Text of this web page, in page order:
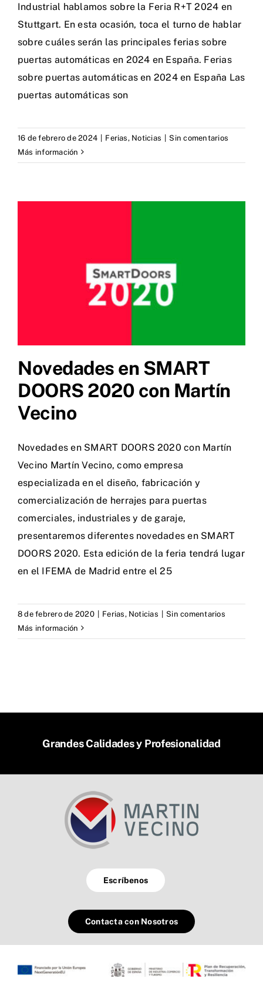
Industrial hablamos sobre la Feria R+T 2024 en
Stuttgart. En esta ocasión, toca el turno de hablar
sobre cuáles serán las principales ferias sobre
puertas automáticas en 2024 en España. Ferias
sobre puertas automáticas en 2024 en España Las
puertas automáticas son
16 de febrero de 2024 Ferias, Noticias
Sin comentarios
Más información
Novedades en SMART
DOORS 2020 con Martín
Vecino
Novedades en SMART DOORS 2020 con Martín
Vecino Martín Vecino, como empresa
especializada en el diseño, fabricación y
comercialización de herrajes para puertas
comerciales, industriales y de garaje,
presentaremos diferentes novedades en SMART
DOORS 2020. Esta edición de la feria tendrá lugar
en el IFEMA de Madrid entre el 25
8 de febrero de 2020 Ferias, Noticias
Sin comentarios
Más información
Grandes Calidades y Profesionalidad
Escríbenos
Contacta con Nosotros